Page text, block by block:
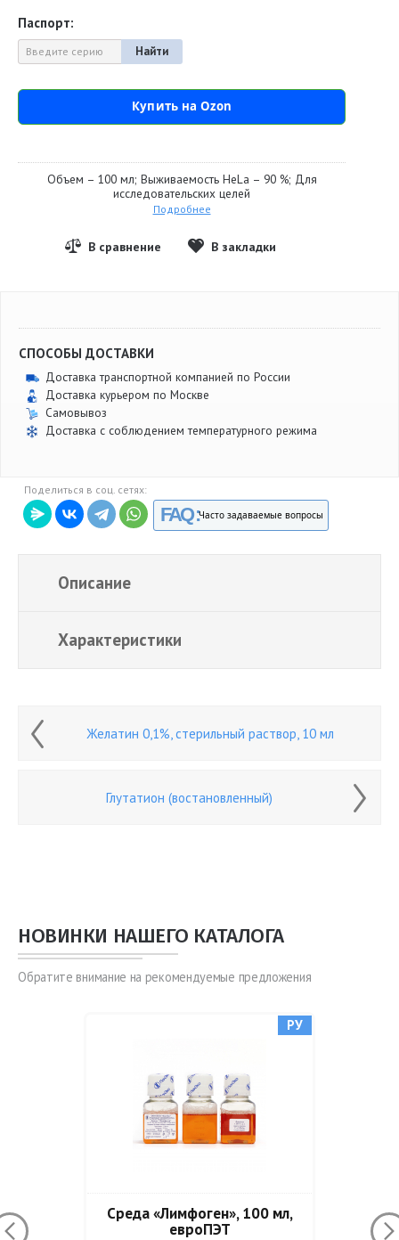
Паспорт:
Найти
Купить на Ozon
Объем – 100 мл; Выживаемость HeLa – 90 %; Для
исследовательских целей
Подробнее
СПОСОБЫ ДОСТАВКИ
Доставка транспортной компанией по России
Доставка курьером по Москве
Самовывоз
Доставка с соблюдением температурного режима
Поделиться в соц. сетях:
FAQ :Часто задаваемые вопросы
Описание
Характеристики
Желатин 0,1%, стерильный раствор, 10 мл
Глутатион (востановленный)
НОВИНКИ НАШЕГО КАТАЛОГА
Обратите внимание на рекомендуемые предложения
РУ
Среда «Лимфоген», 100 мл,
евроПЭТ